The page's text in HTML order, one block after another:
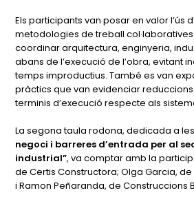
Els participants van posar en valor l’ús
metodologies de treball
coordinar arquitectura, enginyeria,
abans de l’execució de l’obra, evitant
temps improductius. També es van
pràctics que van evidenciar
terminis d’execució respecte als
La segona taula rodona, dedicada a
negoci i barreres d’entrada per al
industrial”, va comptar amb la
de Certis Constructora; Olga Garcia,
i Ramon Peñaranda, de Construccions